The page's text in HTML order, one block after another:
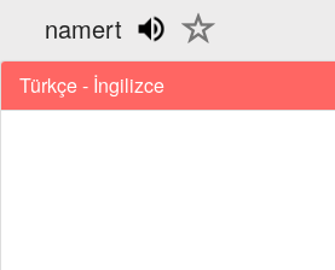
namert
Türkçe - İngilizce